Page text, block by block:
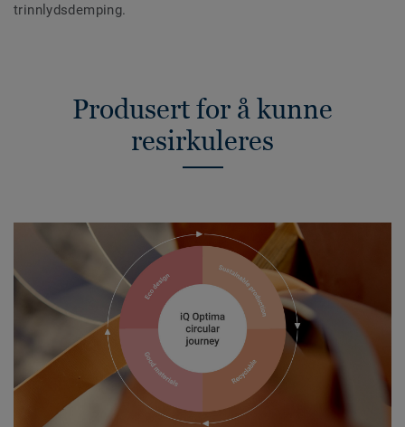
trinnlydsdemping.
Produsert for å kunne
resirkuleres